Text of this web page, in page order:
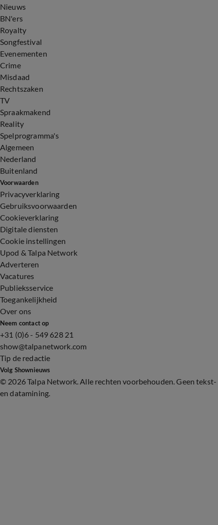
Nieuws
BN'ers
Royalty
Songfestival
Evenementen
Crime
Misdaad
Rechtszaken
TV
Spraakmakend
Reality
Spelprogramma's
Algemeen
Nederland
Buitenland
Voorwaarden
Privacyverklaring
Gebruiksvoorwaarden
Cookieverklaring
Digitale diensten
Cookie instellingen
Upod & Talpa Network
Adverteren
Vacatures
Publieksservice
Toegankelijkheid
Over ons
Neem contact op
+31 (0)6 - 549 628 21
show@talpanetwork.com
Tip de redactie
Volg Shownieuws
© 2026 Talpa Network. Alle rechten voorbehouden. Geen tekst-
en datamining.